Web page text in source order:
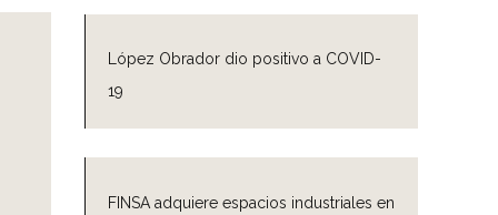
López Obrador dio positivo a COVID-
19
FINSA adquiere espacios industriales en